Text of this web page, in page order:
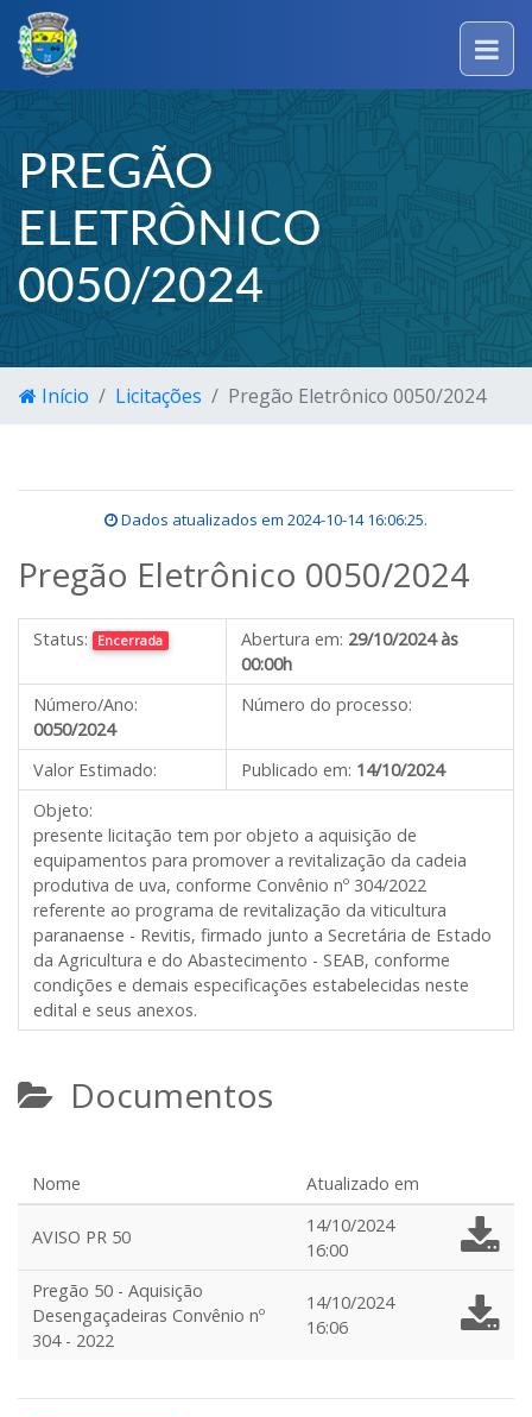
PREGÃO
ELETRÔNICO
0050/2024
Início Licitações Pregão Eletrônico 0050/2024
Dados atualizados em 2024-10-14 16:06:25.
Pregão Eletrônico 0050/2024
Status: Encerrada Abertura em: 29/10/2024 às
00:00h
Número/Ano:
0050/2024
Número do processo:
Valor Estimado: Publicado em: 14/10/2024
Objeto:
presente licitação tem por objeto a aquisição de
equipamentos para promover a revitalização da cadeia
produtiva de uva, conforme Convênio nº 304/2022
referente ao programa de revitalização da viticultura
paranaense - Revitis, firmado junto a Secretária de Estado
da Agricultura e do Abastecimento - SEAB, conforme
condições e demais especificações estabelecidas neste
edital e seus anexos.
Documentos
Nome Atualizado em
AVISO PR 50
14/10/2024
16:00
Pregão 50 - Aquisição
Desengaçadeiras Convênio nº
304 - 2022
14/10/2024
16:06